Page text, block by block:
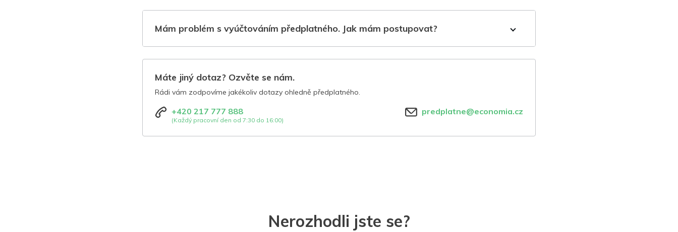
Mám problém s vyúčtováním předplatného. Jak mám postupovat?
Máte jiný dotaz? Ozvěte se nám.
Rádi vám zodpovíme jakékoliv dotazy ohledně předplatného.
+420 217 777 888
(Každý pracovní den od 7:30 do 16:00)
predplatne@economia.cz
Nerozhodli jste se?